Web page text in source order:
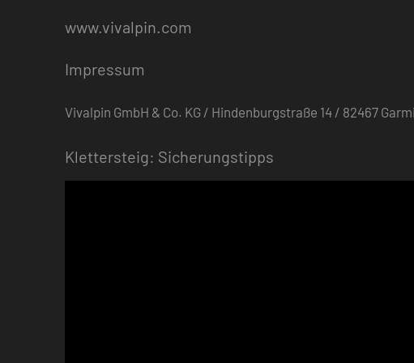
www.vivalpin.com
Impressum
Vivalpin GmbH & Co. KG / Hindenburgstraße 14 / 82467
Klettersteig: Sicherungstipps